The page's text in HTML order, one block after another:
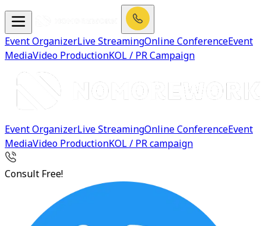
Event OrganizerLive StreamingOnline ConferenceEvent
MediaVideo ProductionKOL / PR Campaign
Event OrganizerLive StreamingOnline ConferenceEvent
MediaVideo ProductionKOL / PR campaign
Consult Free!